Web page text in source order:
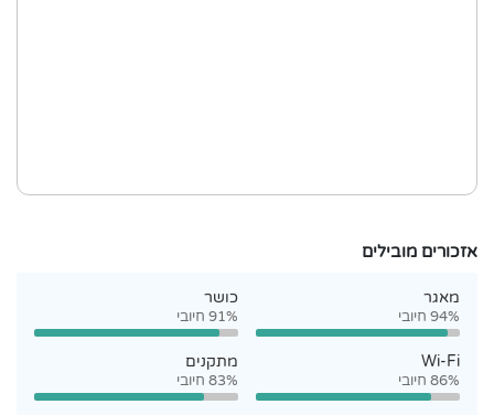
אזכורים מובילים
מאגר
94% חיובי
כושר
91% חיובי
Wi-Fi
86% חיובי
מתקנים
83% חיובי